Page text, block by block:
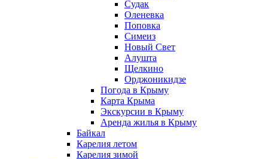
Судак
Оленевка
Поповка
Симеиз
Новый Свет
Алушта
Щелкино
Орджоникидзе
Погода в Крыму
Карта Крыма
Экскурсии в Крыму
Аренда жилья в Крыму
Байкал
Карелия летом
Карелия зимой